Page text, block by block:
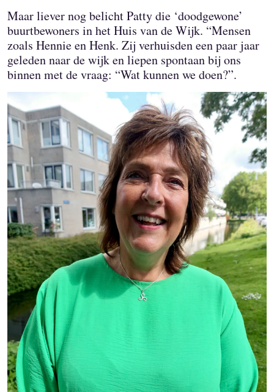
Maar liever nog belicht Patty die ‘doodgewone’
buurtbewoners in het Huis van de Wijk. “Mensen
zoals Hennie en Henk. Zij verhuisden een paar jaar
geleden naar de wijk en liepen spontaan bij ons
binnen met de vraag: “Wat kunnen we doen?”.